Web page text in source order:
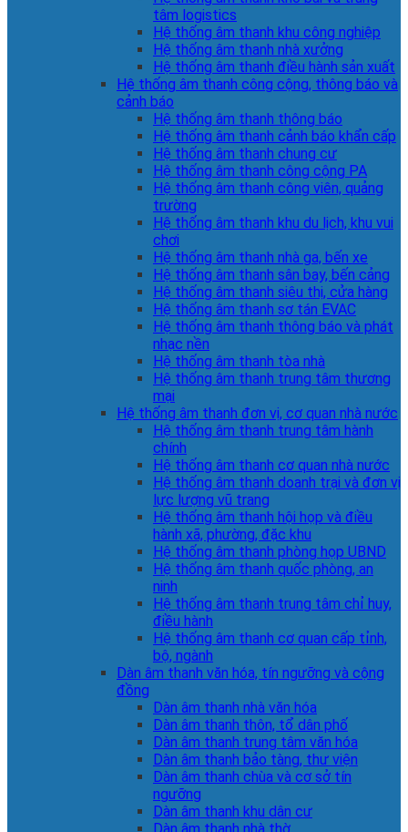
tâm logistics
Hệ thống âm thanh khu công nghiệp
Hệ thống âm thanh nhà xưởng
Hệ thống âm thanh điều hành sản xuất
Hệ thống âm thanh công cộng, thông báo và
cảnh báo
Hệ thống âm thanh thông báo
Hệ thống âm thanh cảnh báo khẩn cấp
Hệ thống âm thanh chung cư
Hệ thống âm thanh công cộng PA
Hệ thống âm thanh công viên, quảng
trường
Hệ thống âm thanh khu du lịch, khu vui
chơi
Hệ thống âm thanh nhà ga, bến xe
Hệ thống âm thanh sân bay, bến cảng
Hệ thống âm thanh siêu thị, cửa hàng
Hệ thống âm thanh sơ tán EVAC
Hệ thống âm thanh thông báo và phát
nhạc nền
Hệ thống âm thanh tòa nhà
Hệ thống âm thanh trung tâm thương
mại
Hệ thống âm thanh đơn vị, cơ quan nhà nước
Hệ thống âm thanh trung tâm hành
chính
Hệ thống âm thanh cơ quan nhà nước
Hệ thống âm thanh doanh trại và đơn vị
lực lượng vũ trang
Hệ thống âm thanh hội họp và điều
hành xã, phường, đặc khu
Hệ thống âm thanh phòng họp UBND
Hệ thống âm thanh quốc phòng, an
ninh
Hệ thống âm thanh trung tâm chỉ huy,
điều hành
Hệ thống âm thanh cơ quan cấp tỉnh,
bộ, ngành
Dàn âm thanh văn hóa, tín ngưỡng và cộng
đồng
Dàn âm thanh nhà văn hóa
Dàn âm thanh thôn, tổ dân phố
Dàn âm thanh trung tâm văn hóa
Dàn âm thanh bảo tàng, thư viện
Dàn âm thanh chùa và cơ sở tín
ngưỡng
Dàn âm thanh khu dân cư